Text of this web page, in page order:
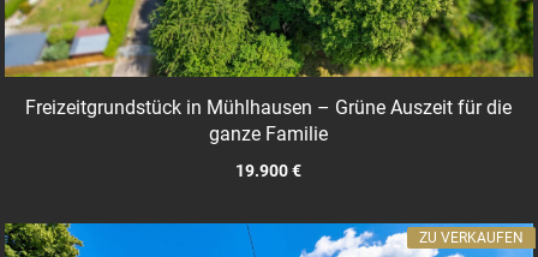
Freizeitgrundstück in Mühlhausen – Grüne Auszeit für die
ganze Familie
19.900 €
ZU VERKAUFEN